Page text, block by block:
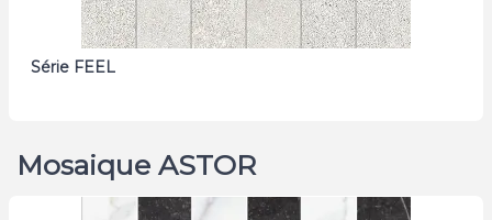
Série FEEL
Mosaique ASTOR